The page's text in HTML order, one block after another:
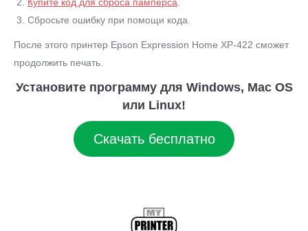
Сбросьте ошибку при помощи кода.
После этого принтер Epson Expression Home XP-422 сможет
продолжить печать.
Установите программу для Windows, Mac OS
или Linux!
Скачать бесплатно